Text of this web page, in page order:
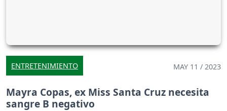
ENTRETENIMIENTO MAY 11 / 2023
Mayra Copas, ex Miss Santa Cruz necesita
sangre B negativo